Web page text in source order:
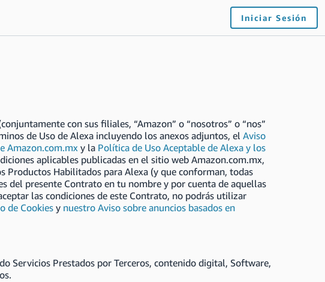
Iniciar Sesión
con sus filiales, “Amazon” o “nosotros” o “nos”
de Uso de Alexa incluyendo los anexos adjuntos, elAviso
Amazon.com.mxy la Política de Uso Aceptable de Alexa y los
aplicables publicadas en el sitio web Amazon.com.mx,
Productos Habilitados para Alexa (y que conforman, todas
del presente Contrato en tu nombre y por cuenta de aquellas
las condiciones de este Contrato, no podrás utilizar
de Cookies y nuestro Aviso sobre anuncios basados en
Servicios Prestados por Terceros, contenido digital, Software,